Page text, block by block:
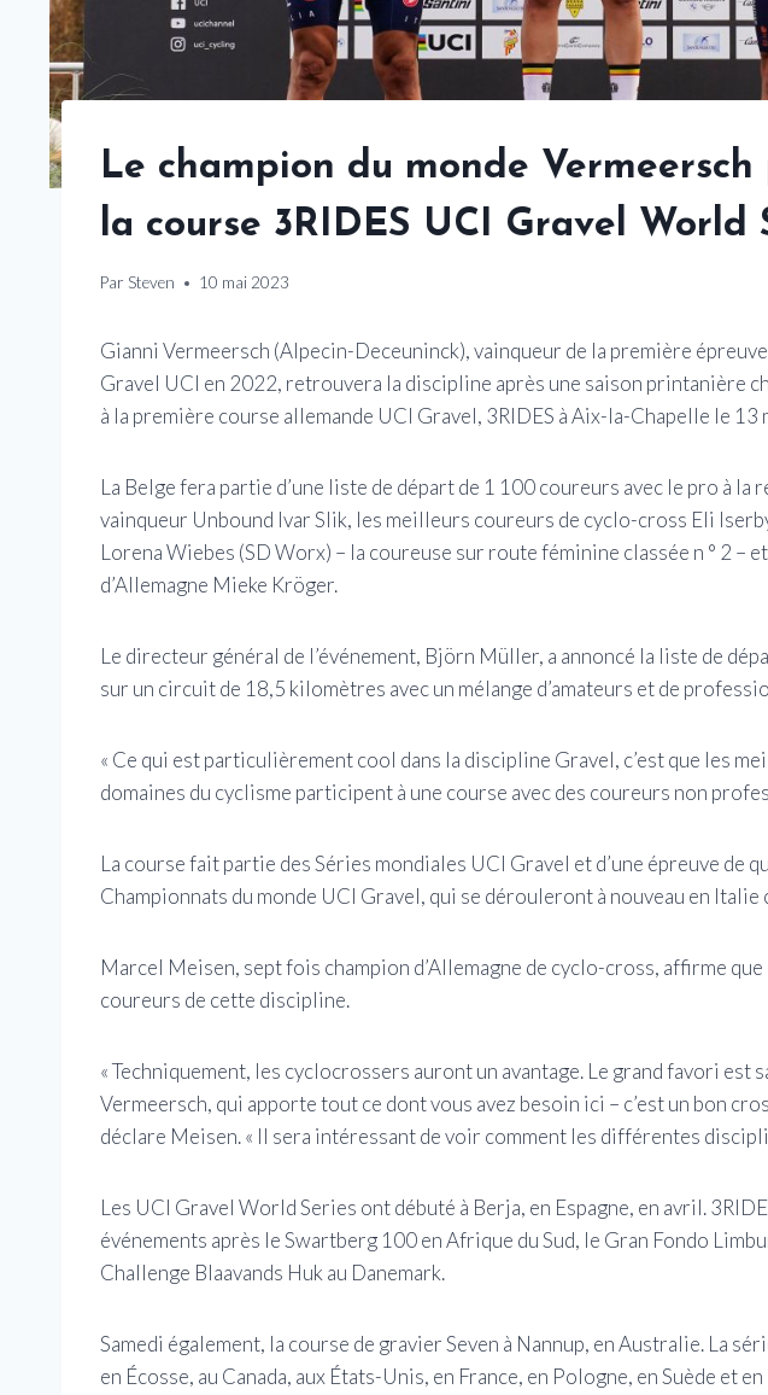
Le champion du monde
la course 3RIDES UCI Gravel World
Par Steven 10 mai 2023
Gianni Vermeersch (Alpecin-Deceuninck), vainqueur de la première
Gravel UCI en 2022, retrouvera la discipline après une saison printanière
à la première course allemande UCI Gravel, 3RIDES à Aix-la-Chapelle le 13
La Belge fera partie d’une liste de départ de 1 100 coureurs avec le pro à
vainqueur Unbound Ivar Slik, les meilleurs coureurs de cyclo-cross Eli
Lorena Wiebes (SD Worx) – la coureuse sur route féminine classée n ° 2 –
d’Allemagne Mieke Kröger.
Le directeur général de l’événement, Björn Müller, a annoncé la liste de
sur un circuit de 18,5 kilomètres avec un mélange d’amateurs et de
« Ce qui est particulièrement cool dans la discipline Gravel, c’est que les
domaines du cyclisme participent à une course avec des coureurs non
La course fait partie des Séries mondiales UCI Gravel et d’une épreuve de
Championnats du monde UCI Gravel, qui se dérouleront à nouveau en Italie
Marcel Meisen, sept fois champion d’Allemagne de cyclo-cross, affirme
coureurs de cette discipline.
« Techniquement, les cyclocrossers auront un avantage. Le grand favori est
Vermeersch, qui apporte tout ce dont vous avez besoin ici – c’est un bon
déclare Meisen. « Il sera intéressant de voir comment les différentes
Les UCI Gravel World Series ont débuté à Berja, en Espagne, en avril.
événements après le Swartberg 100 en Afrique du Sud, le Gran Fondo
Challenge Blaavands Huk au Danemark.
Samedi également, la course de gravier Seven à Nannup, en Australie. La
en Écosse, au Canada, aux États-Unis, en France, en Pologne, en Suède et